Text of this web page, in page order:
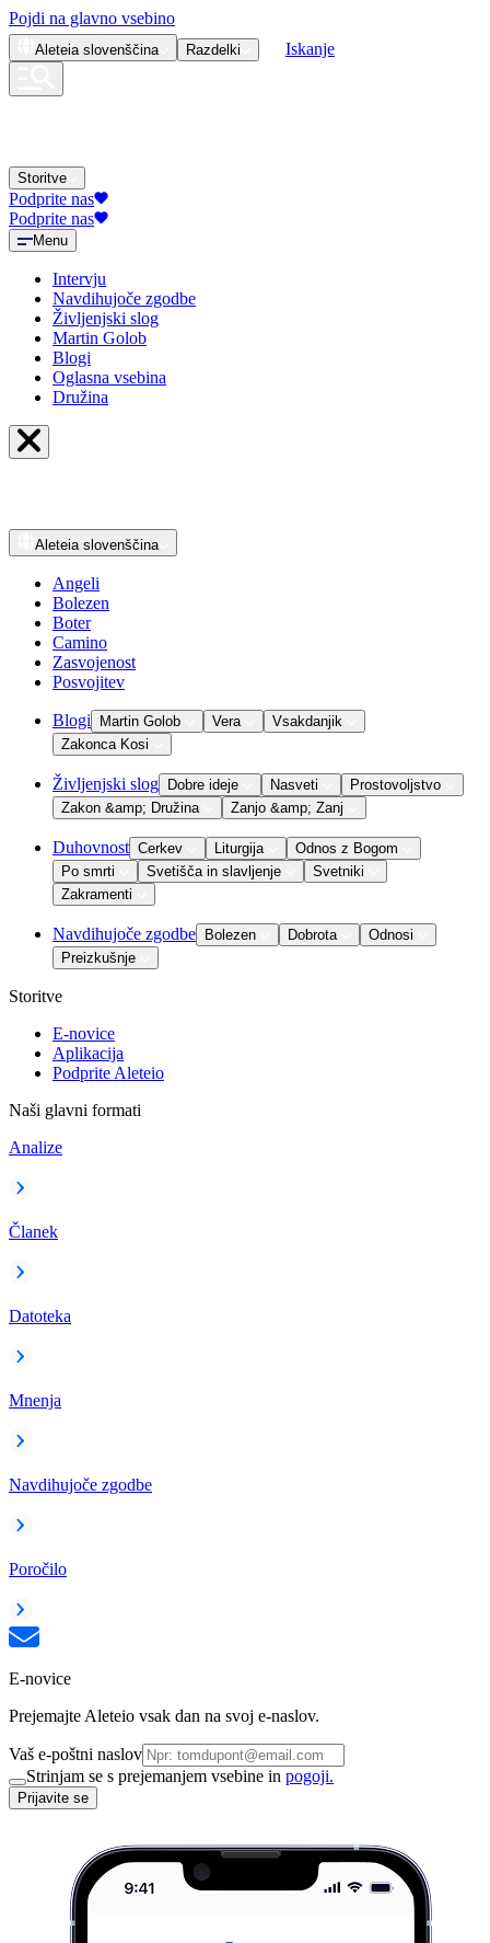
Pojdi na glavno vsebino
Aleteia slovenščina Razdelki Iskanje
Storitve
Podprite nas
Podprite nas
Menu
Intervju
Navdihujoče zgodbe
Življenjski slog
Martin Golob
Blogi
Oglasna vsebina
Družina
Aleteia slovenščina
Angeli
Bolezen
Boter
Camino
Zasvojenost
Posvojitev
Blogi Martin Golob Vera
Vsakdanjik
Zakonca Kosi
Življenjski slog Dobre ideje Nasveti
Prostovoljstvo
Zakon &amp; Družina
Zanjo &amp; Zanj
Duhovnost Cerkev Liturgija
Odnos z Bogom
Po smrti
Svetišča in slavljenje
Svetniki
Zakramenti
Navdihujoče zgodbe Bolezen Dobrota
Odnosi
Preizkušnje
Storitve
E-novice
Aplikacija
Podprite Aleteio
Naši glavni formati
Analize
Članek
Datoteka
Mnenja
Navdihujoče zgodbe
Poročilo
E-novice
Prejemajte Aleteio vsak dan na svoj e-naslov.
Vaš e-poštni naslov
Strinjam se s prejemanjem vsebine in pogoji.
Prijavite se